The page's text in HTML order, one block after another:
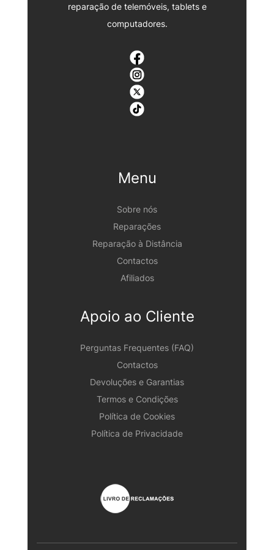
reparação de telemóveis, tablets e
computadores.
Menu
Sobre nós
Reparações
Reparação à Distância
Contactos
Afiliados
Apoio ao Cliente
Perguntas Frequentes (FAQ)
Contactos
Devoluções e Garantias
Termos e Condições
Política de Cookies
Política de Privacidade